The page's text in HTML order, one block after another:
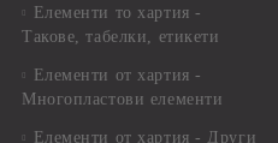
Елементи то хартия -
Такове, табелки, етикети
Елементи от хартия -
Многопластови елементи
Елементи от хартия - Други